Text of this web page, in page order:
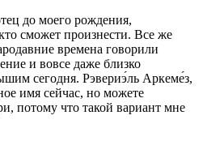
до моего рождения,
сможет произнести. Все же
времена говорили
и вовсе даже близко
сегодня. Рэвериэ́ль Аркеме́з,
имя сейчас, но можете
потому что такой вариант мне